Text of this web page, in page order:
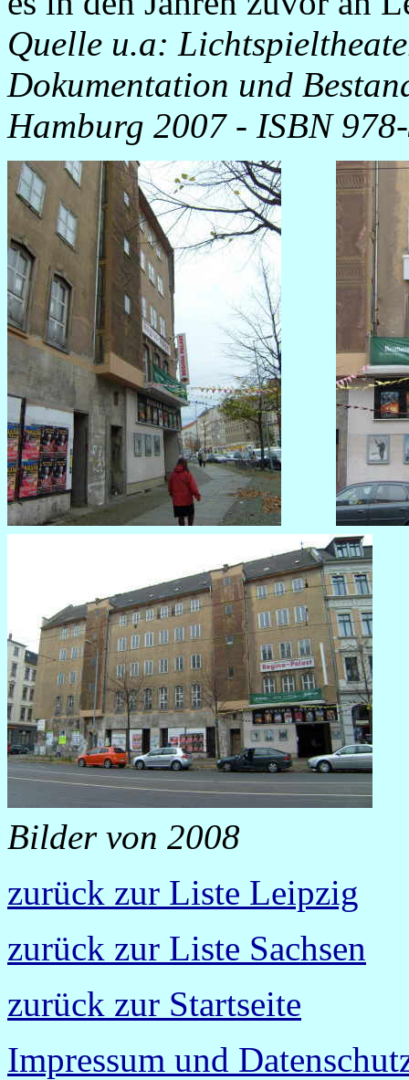
Quelle u.a:
Dokumentation und
Hamburg 2007- ISBN
Bilder von 2008
zurück zur Liste Leipzig
zurück zur Liste Sachsen
zurück zur Startseite
Impressum und